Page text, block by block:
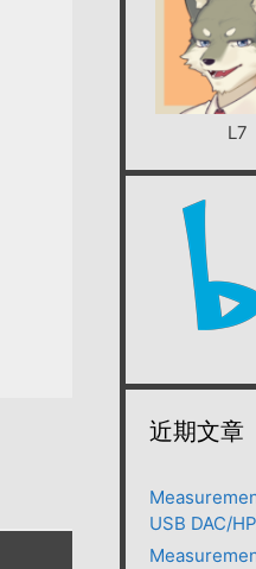
L7
近期文章
USB DAC/